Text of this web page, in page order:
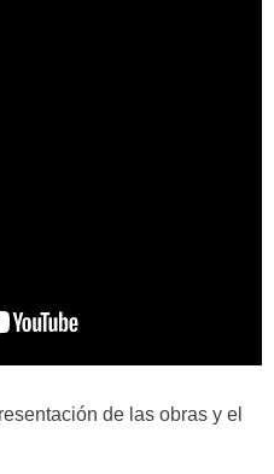
de las obras y el